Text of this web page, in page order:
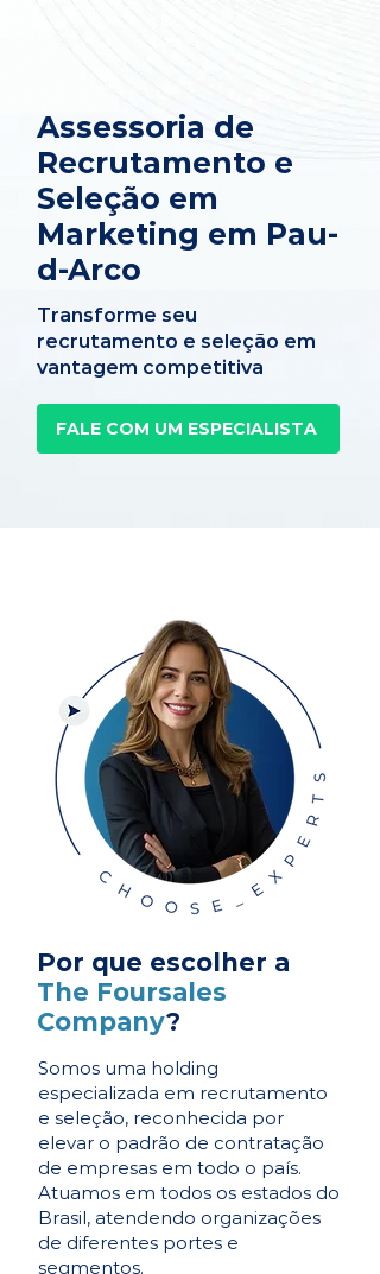
Assessoria de
Recrutamento e
Seleção em
Marketing em Pau-
d-Arco
Transforme seu
recrutamento e seleção em
vantagem competitiva
FALE COM UM ESPECIALISTA
Por que escolher a
The Foursales
Company?
Somos uma holding
especializada em recrutamento
e seleção, reconhecida por
elevar o padrão de contratação
de empresas em todo o país.
Atuamos em todos os estados do
Brasil, atendendo organizações
de diferentes portes e
segmentos.